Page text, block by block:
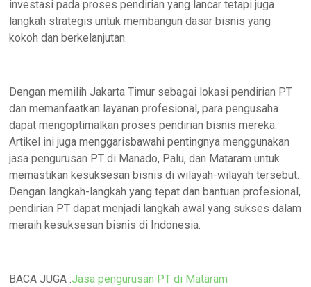
investasi pada proses pendirian yang lancar tetapi juga
langkah strategis untuk membangun dasar bisnis yang
kokoh dan berkelanjutan.
Dengan memilih Jakarta Timur sebagai lokasi pendirian PT
dan memanfaatkan layanan profesional, para pengusaha
dapat mengoptimalkan proses pendirian bisnis mereka.
Artikel ini juga menggarisbawahi pentingnya menggunakan
jasa pengurusan PT di Manado, Palu, dan Mataram untuk
memastikan kesuksesan bisnis di wilayah-wilayah tersebut.
Dengan langkah-langkah yang tepat dan bantuan profesional,
pendirian PT dapat menjadi langkah awal yang sukses dalam
meraih kesuksesan bisnis di Indonesia.
BACA JUGA :Jasa pengurusan PT di Mataram